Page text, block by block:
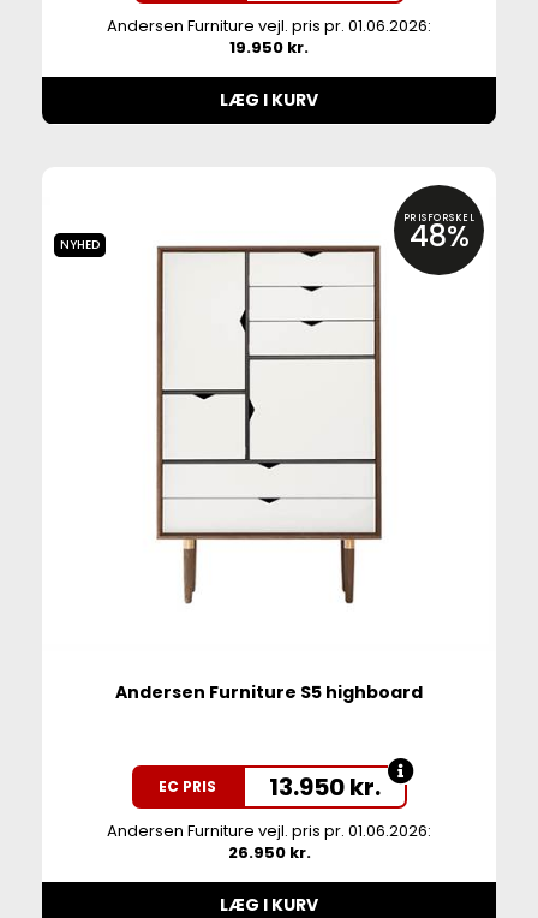
Andersen Furniture vejl. pris pr. 01.06.2026:
19.950 kr.
LÆG I KURV
PRISFORSKEL
48%
NYHED
Andersen Furniture S5 highboard
EC PRIS 13.950kr.
Andersen Furniture vejl. pris pr. 01.06.2026:
26.950 kr.
LÆG I KURV